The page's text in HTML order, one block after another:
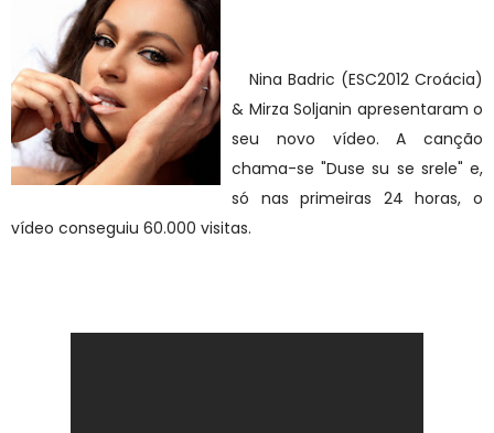
Nina Badric (ESC2012 Croácia)
& Mirza Soljanin apresentaram o
seu novo vídeo. A canção
chama-se "Duse su se srele" e,
só nas primeiras 24 horas, o
vídeo conseguiu 60.000 visitas.